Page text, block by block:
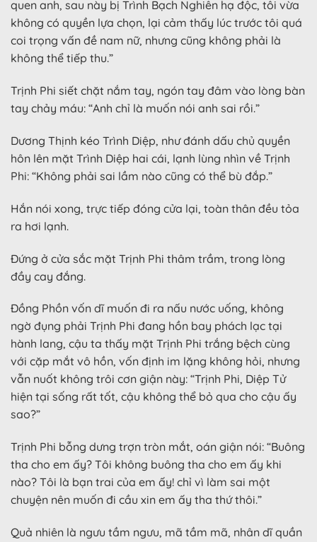
quen anh, sau này bị Trình Bạch Nghiên hạ độc, tôi vừa
không có quyền lựa chọn, lại cảm thấy lúc trước tôi quá
coi trọng vấn đề nam nữ, nhưng cũng không phải là
không thể tiếp thu.”
Trịnh Phi siết chặt nắm tay, ngón tay đâm vào lòng bàn
tay chảy máu: “Anh chỉ là muốn nói anh sai rồi.”
Dương Thịnh kéo Trình Diệp, như đánh dấu chủ quyền
hôn lên mặt Trình Diệp hai cái, lạnh lùng nhìn về Trịnh
Phi: “Không phải sai lầm nào cũng có thể bù đắp.”
Hắn nói xong, trực tiếp đóng cửa lại, toàn thân đều tỏa
ra hơi lạnh.
Đứng ở cửa sắc mặt Trịnh Phi thâm trầm, trong lòng
đầy cay đắng.
Đồng Phồn vốn dĩ muốn đi ra nấu nước uống, không
ngờ đụng phải Trịnh Phi đang hồn bay phách lạc tại
hành lang, cậu ta thấy mặt Trịnh Phi trắng bệch cùng
với cặp mắt vô hồn, vốn định im lặng không hỏi, nhưng
vẫn nuốt không trôi cơn giận này: “Trịnh Phi, Diệp Tử
hiện tại sống rất tốt, cậu không thể bỏ qua cho cậu ấy
sao?”
Trịnh Phi bỗng dưng trợn tròn mắt, oán giận nói: “Buông
tha cho em ấy? Tôi không buông tha cho em ấy khi
nào? Tôi là bạn trai của em ấy! chỉ vì làm sai một
chuyện nên muốn đi cầu xin em ấy tha thứ thôi.”
Quả nhiên là ngưu tầm ngưu, mã tầm mã, nhân dĩ quần